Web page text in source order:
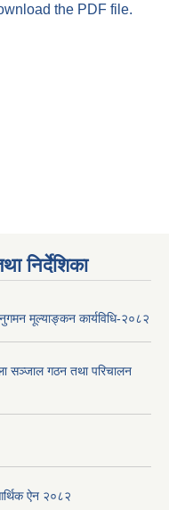
the PDF file.
निर्देशिका
मूल्याङ्कन कार्यविधि-२०८२
सञ्जाल गठन तथा परिचालन
ऐन २०८२